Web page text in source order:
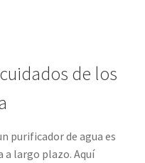
de los
purificador de agua es
a largo plazo. Aquí